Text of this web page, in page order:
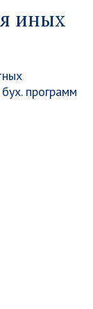
иных
программ